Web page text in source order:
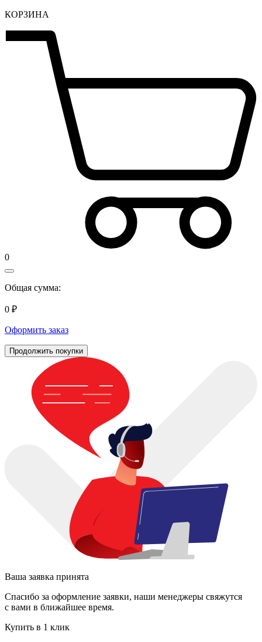
КОРЗИНА
0
Общая сумма:
0 ₽
Оформить заказ
Продолжить покупки
Ваша заявка принята
Спасибо за оформление заявки, наши менеджеры свяжутся
с вами в ближайшее время.
Купить в 1 клик